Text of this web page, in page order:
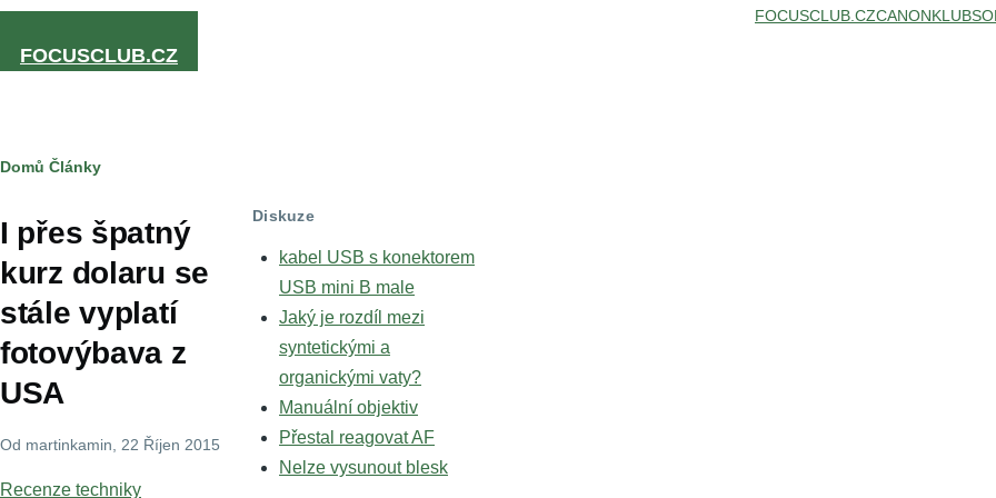
Přejít k hlavnímu obsahu
FOCUSCLUB.CZ
FOCUSCLUB.CZCANONKLUB
Drobečková
navigace
Domů Články
I přes špatný
kurz dolaru se
stále vyplatí
fotovýbava z
USA
Od martinkamin , 22 Říjen 2015
Recenze techniky
Diskuze
kabel USB s konektorem
USB mini B male
Jaký je rozdíl mezi
syntetickými a
organickými vaty?
Manuální objektiv
Přestal reagovat AF
Nelze vysunout blesk